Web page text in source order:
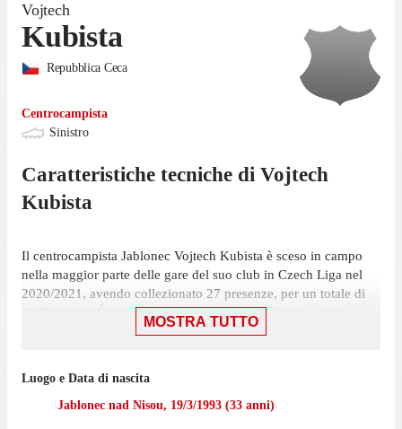
Vojtech
Kubista
Repubblica Ceca
Centrocampista
Sinistro
Caratteristiche tecniche di Vojtech
Kubista
Il centrocampista Jablonec Vojtech Kubista è sceso in campo
nella maggior parte delle gare del suo club in Czech Liga nel
2020/2021, avendo collezionato 27 presenze, per un totale di
2188 minuti. É stato scelto nell'11 iniziale in 26 di queste
presenze, su 34 giornate, ed è entrato a gara in corso 1 volta.
partita in cui ha giocato 85 minuti con la maglia Jablonec
contro Pardubice, nella vittoria per 1-0. In totale il
MOSTRA TUTTO
Luogo e Data di nascita
Jablonec nad Nisou, 19/3/1993 (33 anni)